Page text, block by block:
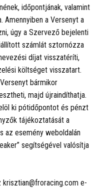
időpontjának, valamint
Amennyiben a Versenyt a
úgy a Szervező bejelenti
számlát sztornózza
díjat visszatéríti,
költséget visszatart.
bármikor
majd újraindíthatja.
ki pótidőpontot és pénzt
tájékoztatását a
az esemény weboldalán
segítségével valósítja
krisztian@froracing.com e-